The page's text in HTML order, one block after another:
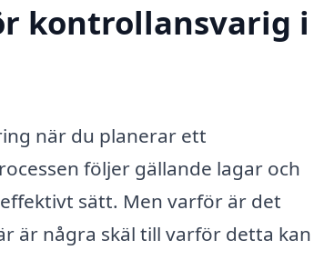
kontrollansvarig i
när du planerar ett
följer gällande lagar och
sätt. Men varför är det
är några skäl till varför detta kan